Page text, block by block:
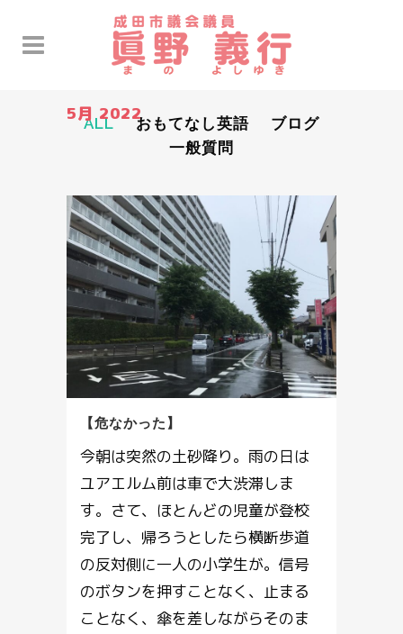
5月 2022
ALL おもてなし英語
ブログ
一般質問
【危なかった】
今朝は突然の土砂降り。雨の日は
ユアエルム前は車で大渋滞しま
す。さて、ほとんどの児童が登校
完了し、帰ろうとしたら横断歩道
の反対側に一人の小学生が。信号
のボタンを押すことなく、止まる
ことなく、傘を差しながらそのま